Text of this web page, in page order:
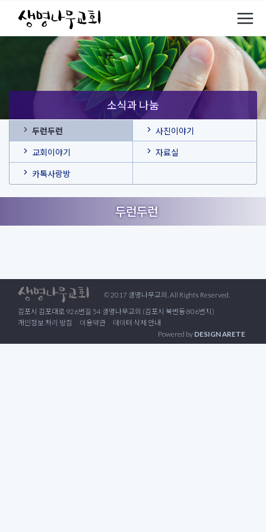
소식과 나눔
두런두런 사진이야기
교회이야기 자료실
카톡사랑방
두런두런
© 2017 생명나무교회. All Rights Reserved.
김포시 김포대로 926번길 54 생명나무교회 (김포시 북변동 806번지)
개인정보 처리 방침
이용약관
데이터 삭제 안내
Powered by DESIGN ARETE